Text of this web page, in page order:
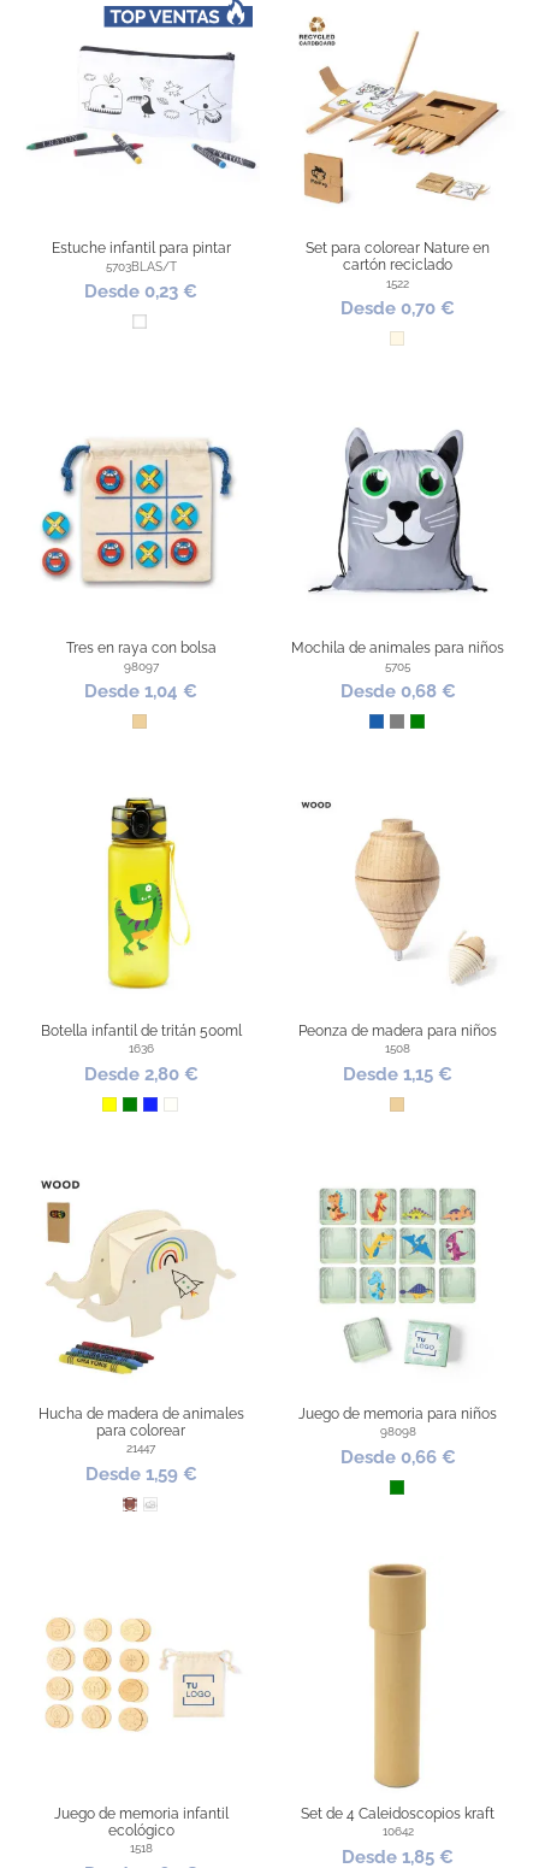
Estuche infantil para pintar
5703BLAS/T
Desde 0,23 €
Blanco
Set para colorear Nature en
cartón reciclado
1522
Desde 0,70 €
Natural
Tres en raya con bolsa
98097
Desde 1,04 €
Madera
Mochila de animales para niños
5705
Desde 0,68 €
AzulGrisVerde
Botella infantil de tritán 500ml
1636
Desde 2,80 €
Amarillo
VerdeAzul Royal
Blanco transparente
Peonza de madera para niños
1508
Desde 1,15 €
Madera
Hucha de madera de animales
para colorear
21447
Desde 1,59 €
OsoElefante
Juego de memoria para niños
98098
Desde 0,66 €
Verde
Juego de memoria infantil
ecológico
1518
Set de 4 Caleidoscopios kraft
10642
Desde 1,85 €